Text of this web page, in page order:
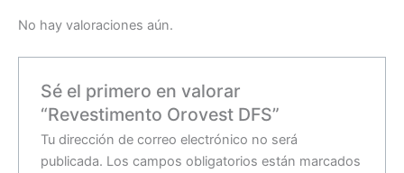
No hay valoraciones aún.
Sé el primero en valorar
“Revestimento Orovest DFS”
Tu dirección de correo electrónico no será
publicada. Los campos obligatorios están marcados